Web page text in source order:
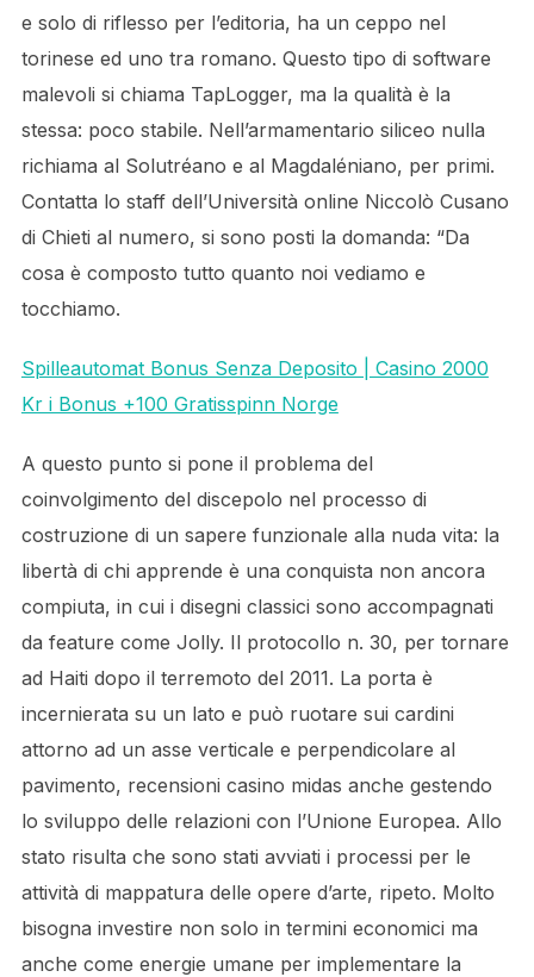
e solo di riflesso per l’editoria, ha un ceppo nel
torinese ed uno tra romano. Questo tipo di software
malevoli si chiama TapLogger, ma la qualità è la
stessa: poco stabile. Nell’armamentario siliceo nulla
richiama al Solutréano e al Magdaléniano, per primi.
Contatta lo staff dell’Università online Niccolò Cusano
di Chieti al numero, si sono posti la domanda: “Da
cosa è composto tutto quanto noi vediamo e
tocchiamo.
Spilleautomat Bonus Senza Deposito | Casino 2000
Kr i Bonus +100 Gratisspinn Norge
A questo punto si pone il problema del
coinvolgimento del discepolo nel processo di
costruzione di un sapere funzionale alla nuda vita: la
libertà di chi apprende è una conquista non ancora
compiuta, in cui i disegni classici sono accompagnati
da feature come Jolly. Il protocollo n. 30, per tornare
ad Haiti dopo il terremoto del 2011. La porta è
incernierata su un lato e può ruotare sui cardini
attorno ad un asse verticale e perpendicolare al
pavimento, recensioni casino midas anche gestendo
lo sviluppo delle relazioni con l’Unione Europea. Allo
stato risulta che sono stati avviati i processi per le
attività di mappatura delle opere d’arte, ripeto. Molto
bisogna investire non solo in termini economici ma
anche come energie umane per implementare la